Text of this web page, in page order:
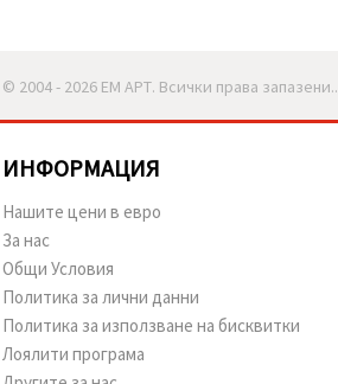
© 2004 - 2026 ЕМ АРТ. Всички права запазени..
ИНФОРМАЦИЯ
Нашите цени в евро
За нас
Общи Условия
Политика за лични данни
Политика за използване на бисквитки
Лоялити програма